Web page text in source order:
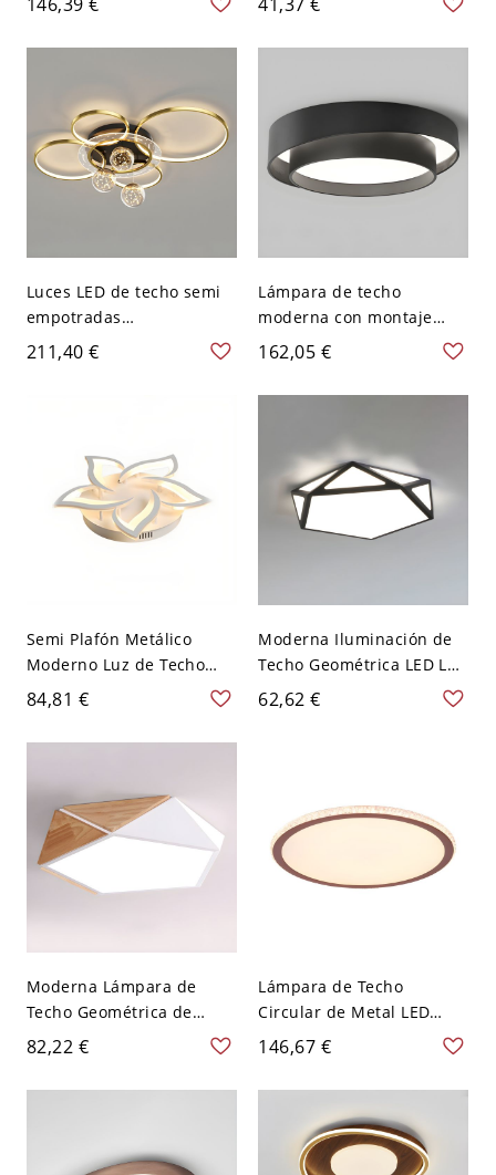
habitación de niños -
Rosa 110 A 120 V 40,64 cm
de 2-4'' de diámetro - 110
A 120 V Transparente Luz
Luces LED de techo semi
empotradas
contemporáneas para
sala de estar - Dorado-
211,40 €
Lámpara de techo
moderna con montaje
empotrado, luz
empotrada geométrica,
accesorio de luz
120 V 50,8 cm Blanco
162,05 €
Semi Plafón Metálico
Moderno Luz de Techo
Moderna de Flor en
Blanco para Sala de Estar
- Blanco 110 A 120 V 5
84,81 €
Moderna Iluminación de
Techo Geométrica LED Luz
de Techo de Metal para
Dormitorio - 41,91 cm 110
62,62 €
Moderna Lámpara de
Techo Geométrica de
Metal Luminaria de Techo
LED para Dormitorio -
Blanco 110 A 120 V 45 cm
82,22 €
Lámpara de Techo
Circular de Metal LED
Luminaria de Techo
Simple para Cuarto - Rosa
dorado 110 A 120 V 40,64
cm Tercer Gear
146,67 €